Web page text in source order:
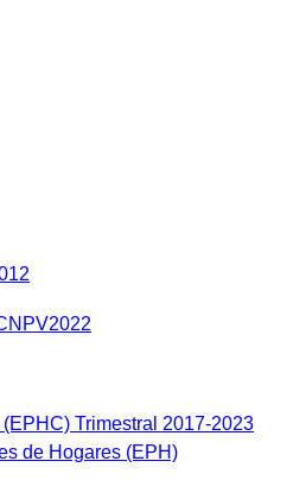
Trimestral 2017-2023
de Hogares (EPH)